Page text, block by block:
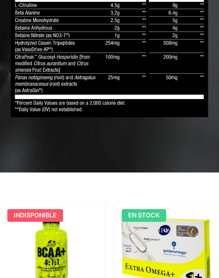
INDISPONIBLE EN STOCK